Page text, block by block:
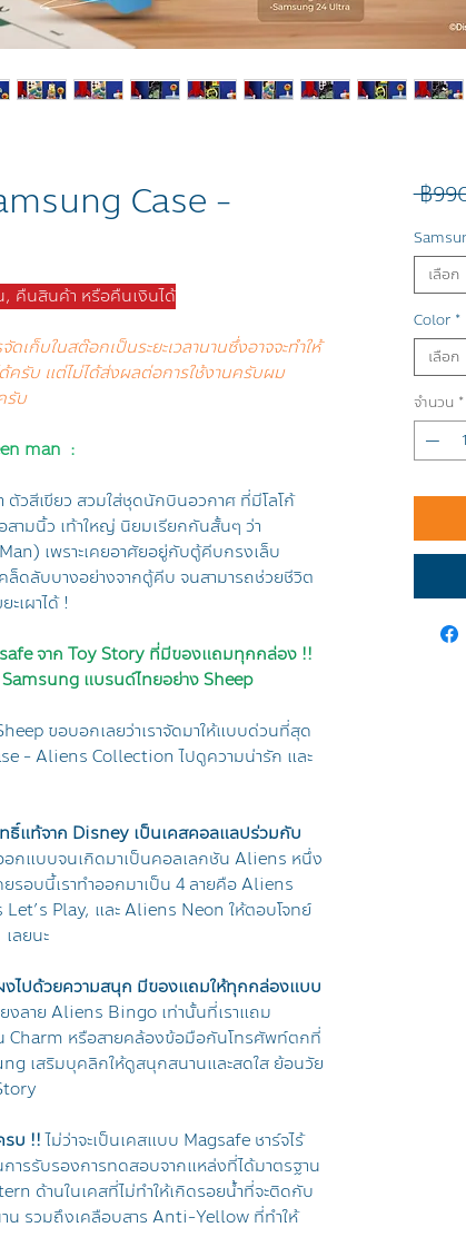
Case -
, คืนสินค้า หรือคืนเงินได้
เก็บในสต๊อกเป็นระยะเวลานานซึ่งอาจจะทำให้
ครับ แต่ไม่ได้ส่งผลต่อการใช้งานครับผม
รับ
man :
วสีเขียว สวมใส่ชุดนักบินอวกาศ ที่มีโลโก้
ามนิ้ว เท้าใหญ่ นิยมเรียกกันสั้นๆ ว่า
เพราะเคยอาศัยอยู่กับตู้คีบกรงเล็บ
ล็ดลับบางอย่างจากตู้คีบ จนสามารถช่วยชีวิต
เผาได้ !
จาก Toy Story ที่มีของแถมทุกกล่อง !!
แบรนด์ไทยอย่าง Sheep
ขอบอกเลยว่าเราจัดมาให้แบบด่วนที่สุด
- Aliens Collection ไปดูความน่ารัก และ
ธิ์แท้จาก Disney เป็นเคสคอลแลปร่วมกับ
กแบบจนเกิดมาเป็นคอลเลกชัน Aliens หนึ่ง
รอบนี้เราทำออกมาเป็น 4 ลายคือ Aliens
Play, และ Aliens Neon ให้ตอบโจทย์
ลยนะ
ไปด้วยความสนุก มีของแถมให้ทุกกล่องแบบ
งลาย Aliens Bingo เท่านั้นที่เราแถม
Charm หรือสายคล้องข้อมือกันโทรศัพท์ตกที่
เสริมบุคลิกให้ดูสนุกสนานและสดใส ย้อนวัย
รบ !!ไม่ว่าจะเป็นเคสแบบ Magsafe ชาร์จไร้
ารรับรองการทดสอบจากแหล่งที่ได้มาตรฐาน
ด้านในเคสที่ไม่ทำให้เกิดรอยน้ำที่จะติดกับ
น รวมถึงเคลือบสาร Anti-Yellow ที่ทำให้
฿
เลือก
Color *
เลือก
จำนวน *